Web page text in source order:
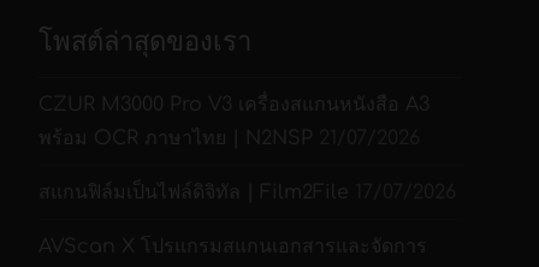
โพสต์ล่าสุดของเรา
CZUR M3000 Pro V3 เครื่องสแกนหนังสือ A3
พร้อม OCR ภาษาไทย | N2NSP
สแกนฟิล์มเป็นไฟล์ดิจิทัล | Film2File
AVScan X โปรแกรมสแกนเอกสารและจัดการ